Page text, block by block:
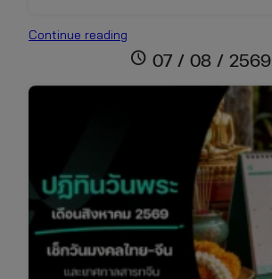
Continue reading
ปฏิทิน
วัน
หยุด
ยาว
เตรียม
ตัว
schedule 07 / 08 / 2569